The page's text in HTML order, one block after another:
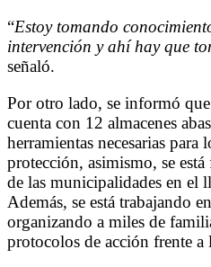
“Estoy tomando
intervención y ahí hay que
señaló.
Por otro lado, se informó
cuenta con 12 almacenes
herramientas necesarias para
protección, asimismo, se
de las municipalidades en el
Además, se está trabajando
organizando a miles de
protocolos de acción frente a